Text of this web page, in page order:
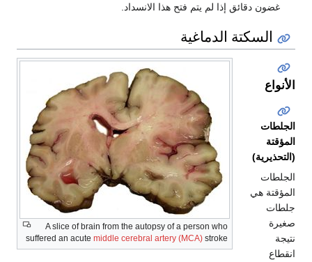
غضون دقائق إذا لم يتم فتح هذا الانسداد.
السكتة الدماغية
A slice of brain from the autopsy of a person who
suffered an acute middle cerebral artery (MCA) stroke
الأنواع
الجلطات
المؤقتة
(التحذيرية)
الجلطات
المؤقتة هي
جلطات
صغيرة
نتيجة
انقطاع